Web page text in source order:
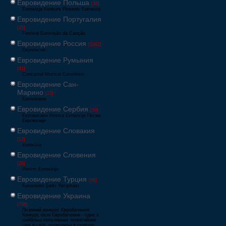
Евровидение Польша [36]
Eurowizja Konkurs Piosenki Eurowizji
Евровидение Португалия
[25]
Festival Eurovisão da Canção
Евровидение Россия [1062]
Европесня
Евровидение Румыния
[41]
Concursul Muzical Eurovision
Евровидение Сан-
Марино [23]
Eurovisione
Евровидение Сербия [39]
Еуровисион Pesma Evrovizije Песма
Евровизије
Евровидение Словакия
[13]
Eurovízia
Евровидение Словения
[26]
Pesem Evrovizije
Евровидение Турция [66]
Eurovision Şarkı Yarışması
Евровидение Украина
[796]
Пісенний конкурс Євробачення
Конкурс пісні Євробачення - одне з
найбільш популярних телевізійних
шоу в світі, проводиться щорічно,